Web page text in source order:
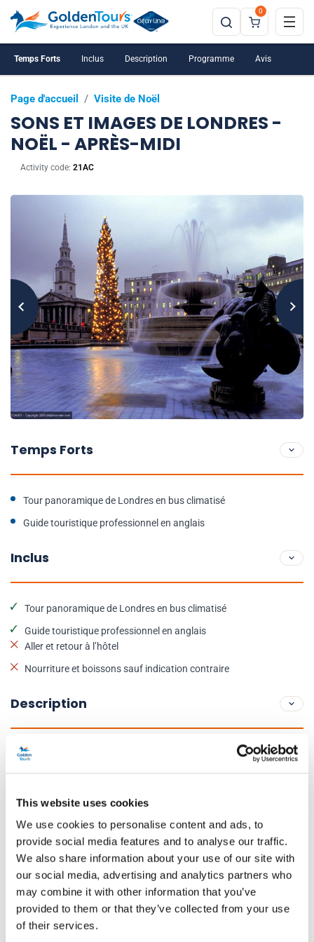
This website uses cookies
We use cookies to personalise content and ads, to
provide social media features and to analyse our traffic.
We also share information about your use of our site with
our social media, advertising and analytics partners who
may combine it with other information that you’ve
provided to them or that they’ve collected from your use
of their services.
0
Page d'accueil / Visite de Noël
SONS ET IMAGES DE LONDRES -
NOËL - APRÈS-MIDI
Activity code: 21AC
Temps Forts Inclus Description Programme Avis
Temps Forts
Tour panoramique de Londres en bus climatisé
Guide touristique professionnel en anglais
Inclus
Tour panoramique de Londres en bus climatisé
Guide touristique professionnel en anglais
Aller et retour à l’hôtel
Nourriture et boissons sauf indication contraire
Description
Abandonnez-vous au charme de Londres le jour de Noël: cette
capitale cosmopolite à Noël devient encore plus attrayante grâce à
Cette visite guidée (en anglais) vous montrera les sites les plus
importants de la ville, en vous permettant de découvrir l'histoire de
lieux tels que l'abbaye de Westminster, Big Ben, les Chambres du
Parlement, Downing Street, la Tour de Londres et Trafalgar Square…
et tour cela alors que vous resterez confortablement assis sur le